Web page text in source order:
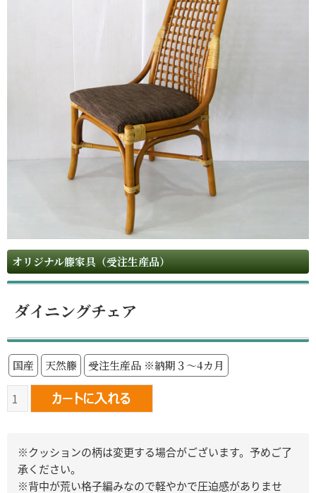
オリジナル籐家具（受注生産品）
ダイニングチェア
国産 天然籐 受注生産品 ※納期３～4カ月
※クッションの柄は変更する場合がございます。予めご了
承ください。
※背中が荒い格子編みなので軽やかで圧迫感がありませ